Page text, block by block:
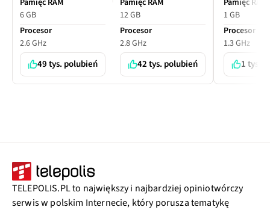
Pamięć RAM
6 GB
Procesor
2.6 GHz
49 tys. polubień
Pamięć RAM
12 GB
Procesor
2.8 GHz
42 tys. polubień
Pamięć RAM
1 GB
Procesor
1.3 GHz
1 tys.
TELEPOLIS.PL to największy i najbardziej opiniotwórczy
serwis w polskim Internecie, który porusza tematykę